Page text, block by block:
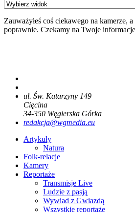
Zauważyłeś coś ciekawego na kamerze, a
poprawnie. Czekamy na Twoje
ul. Św. Katarzyny 149
Cięcina
34-350 Węgierska Górka
redakcja@wgmedia.eu
Artykuły
Natura
Folk-relacje
Kamery
Reportaże
Transmisje Live
Ludzie z pasją
Wywiad z Gwiazdą
Wszystkie reportaże